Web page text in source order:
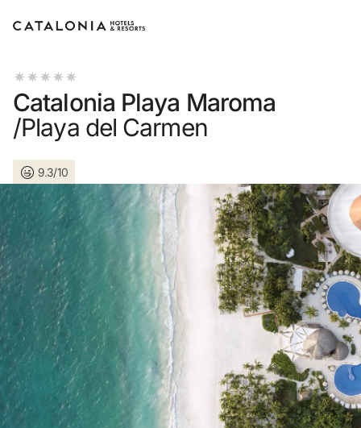
Inicie sessão na sua conta
LOGIN
Esqueceu-se da palavra-passe?
ou utilize uma destas opções
Entre com o Google
Iniciar sessão apenas com e-mail
Você ainda não se cadastrou ?
Criar uma conta
Catalonia Playa Maroma
/Playa del Carmen
9.3/10